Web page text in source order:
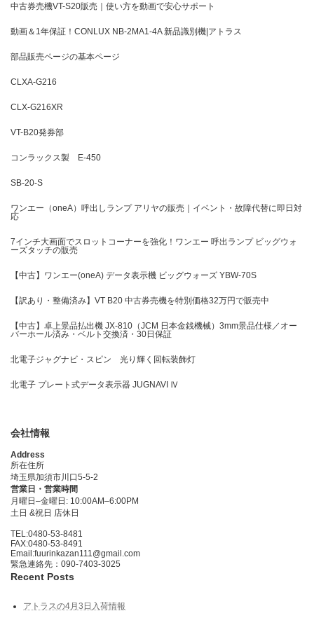
中古券売機VT-S20販売｜使い方を動画で安心サポート
動画＆1年保証！CONLUX NB-2MA1-4A 新品識別機|アトラス
部品販売ページの基本ページ
CLXA-G216
CLX-G216XR
VT-B20発券部
コンラックス製 E-450
SB-20-S
ワンエー（oneA）呼出しランプ アリヤの販売｜イベント・故障代替に即日対
応
7インチ大画面でスロットコーナーを強化！ワンエー 呼出ランプ ビッグウォ
ーズタッチの販売
【中古】ワンエー(oneA) データ表示機 ビッグウォーズ YBW-70S
【訳あり・整備済み】VT B20 中古券売機を特別価格32万円で販売中
【中古】卓上景品払出機 JX-810（JCM 日本金銭機械）3mm景品仕様／オー
バーホール済み・ベルト交換済・30日保証
北電子ジャグナビ・スピン 光り輝く回転装飾灯
北電子 プレート式データ表示器 JUGNAVI Ⅳ
会社情報
Address
所在住所
埼玉県加須市川口5-5-2
営業日・営業時間
月曜日–金曜日: 10:00AM–6:00PM
土日 &祝日 店休日
TEL:0480-53-8481
FAX:0480-53-8491
Email:fuurinkazan111@gmail.com
緊急連絡先：090-7403-3025
Recent Posts
アトラスの4月3日入荷情報